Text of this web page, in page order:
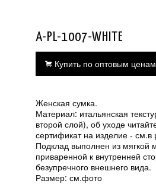
A-PL-1007-WHITE
Купить по оптовым ценам
Женская сумка.
Материал: итальянская
второй слой), об уходе
сертификат на изделие -
Подклад выполнен из мягкой
приваренной к внутренней
безупречного внешнего вида.
Размер: см.фото